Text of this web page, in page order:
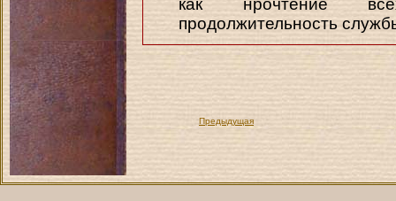
как нрочтение
продолжительность
Предыдущая